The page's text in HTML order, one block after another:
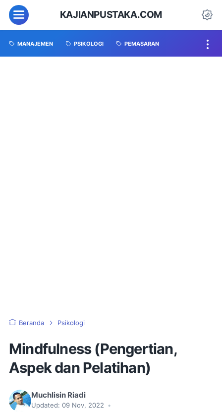
KAJIANPUSTAKA.COM
MANAJEMEN PSIKOLOGI PEMASARAN
Beranda Psikologi
Mindfulness (Pengertian,
Aspek dan Pelatihan)
Muchlisin Riadi
Updated: 09 Nov, 2022 •